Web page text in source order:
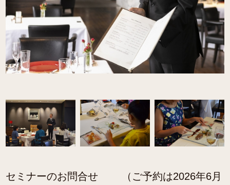
セミナーのお問合せ （ご予約は2026年6月